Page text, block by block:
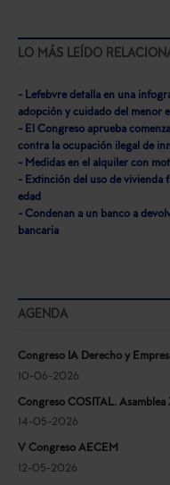
LO MÁS LEÍDO
- Lefebvre detalla en una
adopción y cuidado del menor
- El Congreso aprueba
contra la ocupación ilegal de
- Medidas en el alquiler con
- Extinción del uso de vivienda
edad
- Condenan a un banco a
bancaria
AGENDA
Congreso IA Derecho y
10-06-2026
Congreso COSITAL. Asamblea
14-05-2026
V Congreso AECEM
12-05-2026